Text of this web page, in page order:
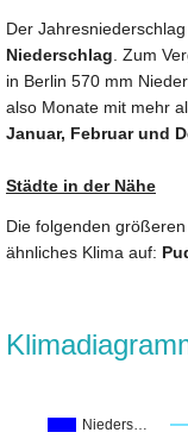
Der
Niederschlag. Zum
in Berlin 570 mm
also Monate mit mehr
Januar, Februar und
Städte in der Nähe
Die folgenden
ähnliches Klima auf:
Nieders…